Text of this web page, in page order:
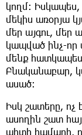
կողմ: Իսկապես,
մեկիս առօրյա
մեր այգու, մեր
կապված ինչ-որ
մենք
Բնականաբար,
ասած:
Իսկ շատերը, ոչ
ասողին շատ
պիտի համարի,